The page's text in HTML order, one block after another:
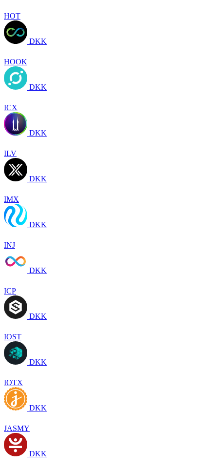
HOT
DKK
HOOK
DKK
ICX
DKK
ILV
DKK
IMX
DKK
INJ
DKK
ICP
DKK
IOST
DKK
IOTX
DKK
JASMY
DKK